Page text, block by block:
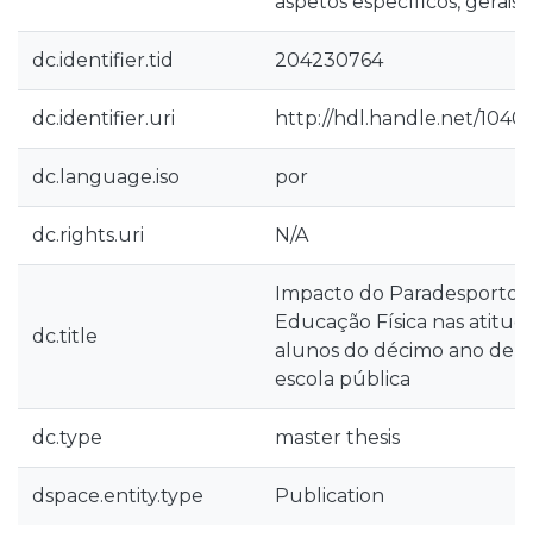
dc.identifier.tid 204230764
dc.identifier.uri http://hdl.handle.net/
dc.language.iso por
dc.rights.uri N/A
dc.title
Impacto do Paradesporto
Educação Física nas
alunos do décimo ano de
escola pública
dc.type master thesis
dspace.entity.type Publication